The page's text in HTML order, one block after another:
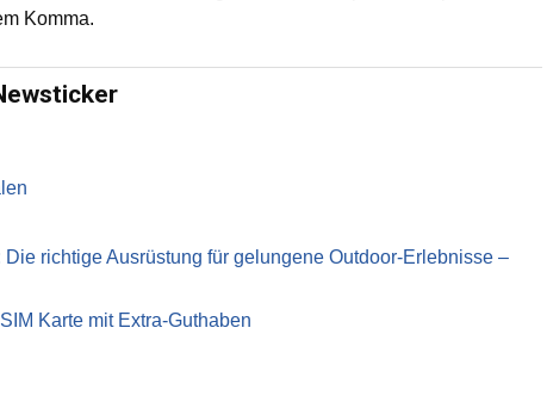
Komma.
richtige Ausrüstung für gelungene Outdoor-Erlebnisse –
Karte mit Extra-Guthaben